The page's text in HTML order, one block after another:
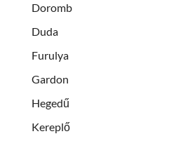
Doromb
Duda
Furulya
Gardon
Hegedű
Kereplő